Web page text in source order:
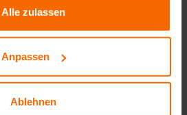
Alle zulassen
Anpassen
Ablehnen
Müşteriler ve tedarikçiler
karşısında daha güçlü bir